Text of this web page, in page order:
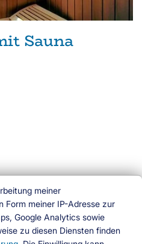
meiner
Form meiner IP-Adresse zur
Google Analytics sowie
zu diesen Diensten finden
Sauna